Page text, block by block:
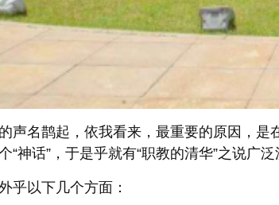
声名鹊起，依我看来，最重要的原因，
神话”，于是乎就有“职教的清华”之说广泛
乎以下几个方面：